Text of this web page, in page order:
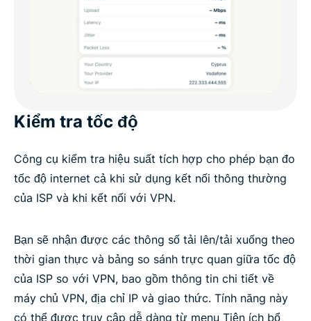
Kiểm tra tốc độ
Công cụ kiểm tra hiệu suất tích hợp cho phép bạn đo
tốc độ internet cả khi sử dụng kết nối thông thường
của ISP và khi kết nối với VPN.
Bạn sẽ nhận được các thông số tải lên/tải xuống theo
thời gian thực và bảng so sánh trực quan giữa tốc độ
của ISP so với VPN, bao gồm thông tin chi tiết về
máy chủ VPN, địa chỉ IP và giao thức. Tính năng này
có thể được truy cập dễ dàng từ menu Tiện ích bổ